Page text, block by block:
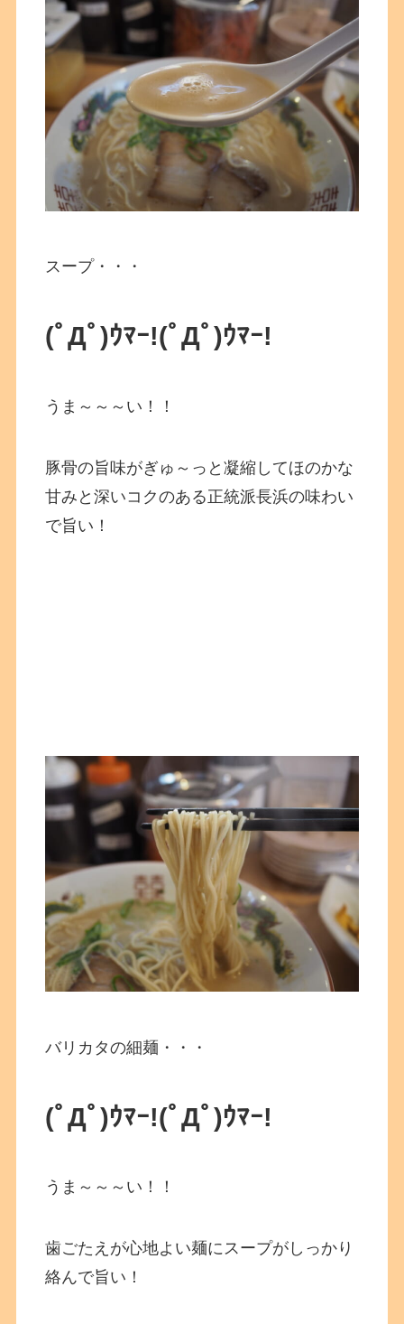
スープ・・・
(ﾟДﾟ)ｳﾏｰ!(ﾟДﾟ)ｳﾏｰ!
うま～～～い！！
豚骨の旨味がぎゅ～っと凝縮してほのかな
甘みと深いコクのある正統派長浜の味わい
で旨い！
バリカタの細麺・・・
(ﾟДﾟ)ｳﾏｰ!(ﾟДﾟ)ｳﾏｰ!
うま～～～い！！
歯ごたえが心地よい麺にスープがしっかり
絡んで旨い！